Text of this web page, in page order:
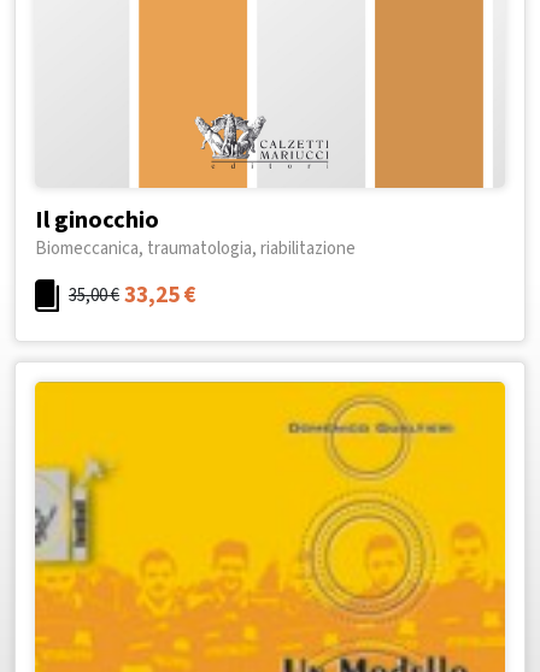
Il ginocchio
Biomeccanica, traumatologia, riabilitazione
35,00€33,25€